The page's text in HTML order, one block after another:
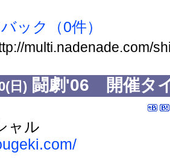
ック （0件）
multi.nadenade.com/
日) 闘劇'06 開催タ
ャル